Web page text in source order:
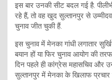
इस बार उनकी सीट बदल गई है.
रहे हैं, तो वह खुद सुल्तानपुर से
चुनाव जीत चुकी हैं.
इस चुनाव में मेनका गांधी लगातार
बयान हों या फिर चुनाव आयोग की
दिन पहले ही कांग्रेस महासचिव और
सुल्तानपुर में मेनका के खिलाफ प्रचार